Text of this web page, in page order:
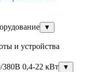
▼
и устройства
0,4-22 кВт ▼